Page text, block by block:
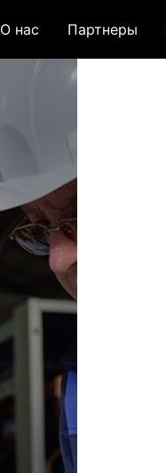
О нас Партнеры